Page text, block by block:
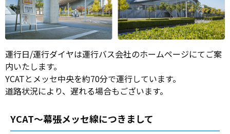
運行日/運行ダイヤは運行バス会社のホームページにてご案
内いたします。
YCATとメッセ中央を約70分で運行しています。
道路状況により、遅れる場合もございます。
YCAT～幕張メッセ線につきまして